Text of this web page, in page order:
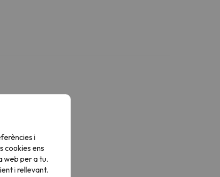
o banyera
privat
i
cookies ens
web per a tu.
i rellevant.